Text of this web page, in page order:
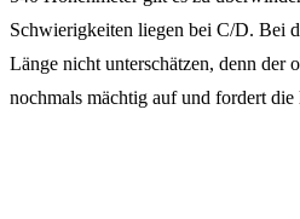
Schwierigkeiten liegen bei C/D. Bei
Länge nicht unterschätzen, denn der
nochmals mächtig auf und fordert die